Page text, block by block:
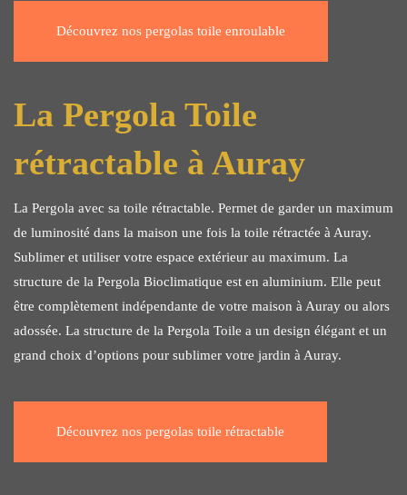
Découvrez nos pergolas toile enroulable
La Pergola Toile
rétractable à Auray
La Pergola avec sa toile rétractable. Permet de garder un maximum
de luminosité dans la maison une fois la toile rétractée à Auray.
Sublimer et utiliser votre espace extérieur au maximum. La
structure de la Pergola Bioclimatique est en aluminium. Elle peut
être complètement indépendante de votre maison à Auray ou alors
adossée. La structure de la Pergola Toile a un design élégant et un
grand choix d’options pour sublimer votre jardin à Auray.
Découvrez nos pergolas toile rétractable